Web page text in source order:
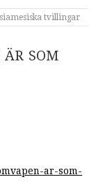
tvillingar
ÄR SOM
ar-som-